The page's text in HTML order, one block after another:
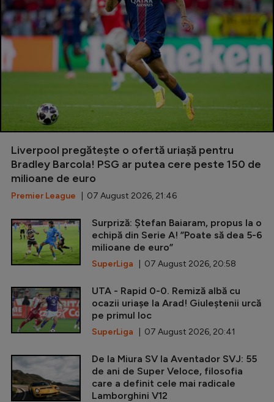
Liverpool pregătește o ofertă uriașă pentru
Bradley Barcola! PSG ar putea cere peste 150 de
milioane de euro
Premier League | 07 August 2026, 21:46
Surpriză: Ștefan Baiaram, propus la o
echipă din Serie A! ”Poate să dea 5-6
milioane de euro”
SuperLiga | 07 August 2026, 20:58
UTA - Rapid 0-0. Remiză albă cu
ocazii uriașe la Arad! Giuleștenii urcă
pe primul loc
SuperLiga | 07 August 2026, 20:41
De la Miura SV la Aventador SVJ: 55
de ani de Super Veloce, filosofia
care a definit cele mai radicale
Lamborghini V12